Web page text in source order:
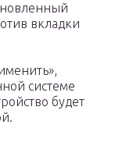
вкладки
системе
будет